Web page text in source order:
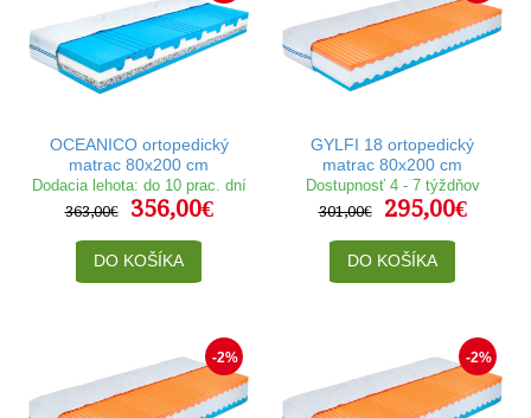
OCEANICO ortopedický
matrac 80x200 cm
Dodacia lehota: do 10 prac. dní
363,00€
356,00€
DO KOŠÍKA
GYLFI 18 ortopedický
matrac 80x200 cm
Dostupnosť 4 - 7 týždňov
301,00€
295,00€
DO KOŠÍKA
-2% -2%